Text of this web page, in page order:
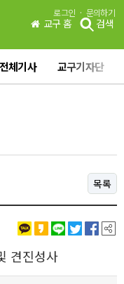
로그인 · 문의하기
교구 홈 검색
전체기사 교구기자단
목록
견진성사